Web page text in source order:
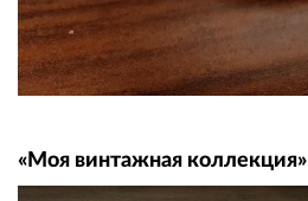
«Моя винтажная коллекция»